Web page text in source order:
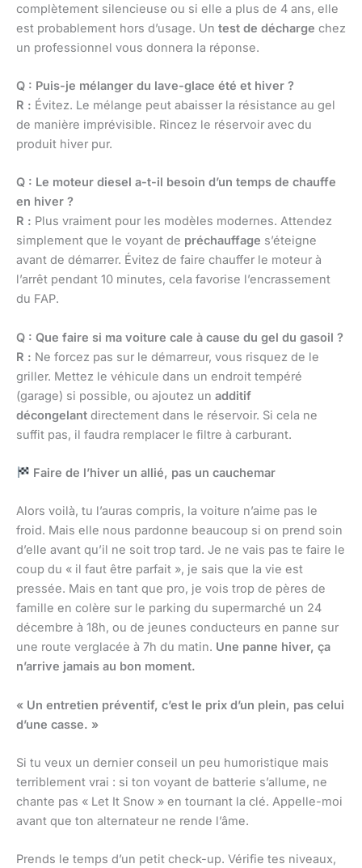
complètement silencieuse ou si elle a plus de 4 ans, elle
est probablement hors d’usage. Un test de décharge chez
un professionnel vous donnera la réponse.
Q : Puis-je mélanger du lave-glace été et hiver ?
R : Évitez. Le mélange peut abaisser la résistance au gel
de manière imprévisible. Rincez le réservoir avec du
produit hiver pur.
Q : Le moteur diesel a-t-il besoin d’un temps de chauffe
en hiver ?
R : Plus vraiment pour les modèles modernes. Attendez
simplement que le voyant de préchauffage s’éteigne
avant de démarrer. Évitez de faire chauffer le moteur à
l’arrêt pendant 10 minutes, cela favorise l’encrassement
du FAP.
Q : Que faire si ma voiture cale à cause du gel du gasoil ?
R : Ne forcez pas sur le démarreur, vous risquez de le
griller. Mettez le véhicule dans un endroit tempéré
(garage) si possible, ou ajoutez un additif
décongelant directement dans le réservoir. Si cela ne
suffit pas, il faudra remplacer le filtre à carburant.
Faire de l’hiver un allié, pas un cauchemar
Alors voilà, tu l’auras compris, la voiture n’aime pas le
froid. Mais elle nous pardonne beaucoup si on prend soin
d’elle avant qu’il ne soit trop tard. Je ne vais pas te faire le
coup du « il faut être parfait », je sais que la vie est
pressée. Mais en tant que pro, je vois trop de pères de
famille en colère sur le parking du supermarché un 24
décembre à 18h, ou de jeunes conducteurs en panne sur
une route verglacée à 7h du matin. Une panne hiver, ça
n’arrive jamais au bon moment.
« Un entretien préventif, c’est le prix d’un plein, pas celui
d’une casse. »
Si tu veux un dernier conseil un peu humoristique mais
terriblement vrai : si ton voyant de batterie s’allume, ne
chante pas « Let It Snow » en tournant la clé. Appelle-moi
avant que ton alternateur ne rende l’âme.
Prends le temps d’un petit check-up. Vérifie tes niveaux,